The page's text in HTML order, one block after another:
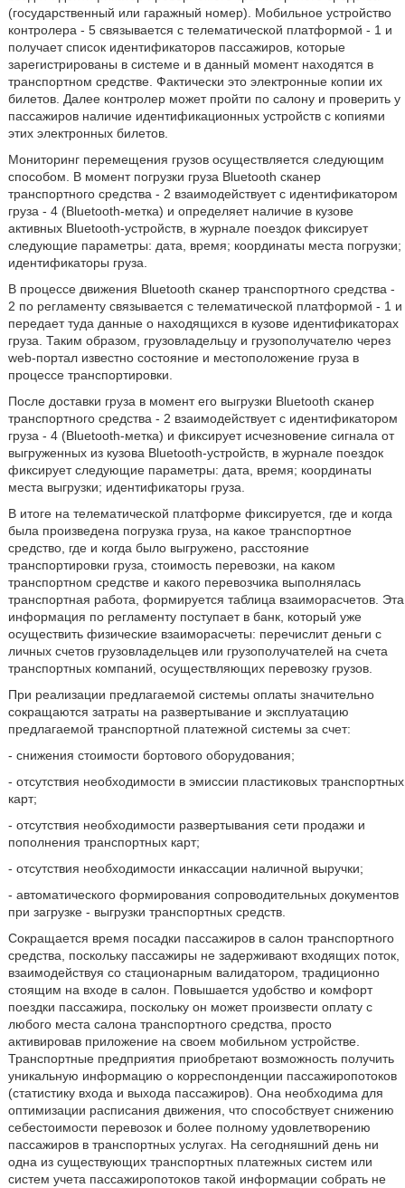
(государственный или гаражный номер). Мобильное устройство
контролера - 5 связывается с телематической платформой - 1 и
получает список идентификаторов пассажиров, которые
зарегистрированы в системе и в данный момент находятся в
транспортном средстве. Фактически это электронные копии их
билетов. Далее контролер может пройти по салону и проверить у
пассажиров наличие идентификационных устройств с копиями
этих электронных билетов.
Мониторинг перемещения грузов осуществляется следующим
способом. В момент погрузки груза Bluetooth сканер
транспортного средства - 2 взаимодействует с идентификатором
груза - 4 (Bluetooth-метка) и определяет наличие в кузове
активных Bluetooth-устройств, в журнале поездок фиксирует
следующие параметры: дата, время; координаты места погрузки;
идентификаторы груза.
В процессе движения Bluetooth сканер транспортного средства -
2 по регламенту связывается с телематической платформой - 1 и
передает туда данные о находящихся в кузове идентификаторах
груза. Таким образом, грузовладельцу и грузополучателю через
web-портал известно состояние и местоположение груза в
процессе транспортировки.
После доставки груза в момент его выгрузки Bluetooth сканер
транспортного средства - 2 взаимодействует с идентификатором
груза - 4 (Bluetooth-метка) и фиксирует исчезновение сигнала от
выгруженных из кузова Bluetooth-устройств, в журнале поездок
фиксирует следующие параметры: дата, время; координаты
места выгрузки; идентификаторы груза.
В итоге на телематической платформе фиксируется, где и когда
была произведена погрузка груза, на какое транспортное
средство, где и когда было выгружено, расстояние
транспортировки груза, стоимость перевозки, на каком
транспортном средстве и какого перевозчика выполнялась
транспортная работа, формируется таблица взаиморасчетов. Эта
информация по регламенту поступает в банк, который уже
осуществить физические взаиморасчеты: перечислит деньги с
личных счетов грузовладельцев или грузополучателей на счета
транспортных компаний, осуществляющих перевозку грузов.
При реализации предлагаемой системы оплаты значительно
сокращаются затраты на развертывание и эксплуатацию
предлагаемой транспортной платежной системы за счет:
- снижения стоимости бортового оборудования;
- отсутствия необходимости в эмиссии пластиковых транспортных
карт;
- отсутствия необходимости развертывания сети продажи и
пополнения транспортных карт;
- отсутствия необходимости инкассации наличной выручки;
- автоматического формирования сопроводительных документов
при загрузке - выгрузки транспортных средств.
Сокращается время посадки пассажиров в салон транспортного
средства, поскольку пассажиры не задерживают входящих поток,
взаимодействуя со стационарным валидатором, традиционно
стоящим на входе в салон. Повышается удобство и комфорт
поездки пассажира, поскольку он может произвести оплату с
любого места салона транспортного средства, просто
активировав приложение на своем мобильном устройстве.
Транспортные предприятия приобретают возможность получить
уникальную информацию о корреспонденции пассажиропотоков
(статистику входа и выхода пассажиров). Она необходима для
оптимизации расписания движения, что способствует снижению
себестоимости перевозок и более полному удовлетворению
пассажиров в транспортных услугах. На сегодняшний день ни
одна из существующих транспортных платежных систем или
систем учета пассажиропотоков такой информации собрать не